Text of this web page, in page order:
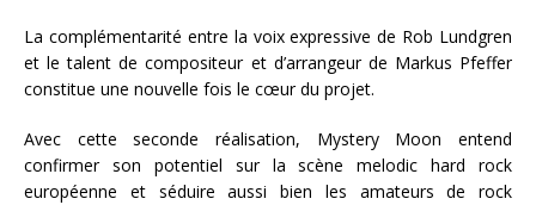
La complémentarité entre la voix expressive de Rob Lundgren
et le talent de compositeur et d’arrangeur de Markus Pfeffer
constitue une nouvelle fois le cœur du projet.
Avec cette seconde réalisation, Mystery Moon entend
confirmer son potentiel sur la scène melodic hard rock
européenne et séduire aussi bien les amateurs de rock